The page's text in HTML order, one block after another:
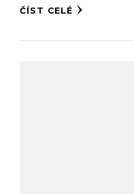
ČÍST CELÉ